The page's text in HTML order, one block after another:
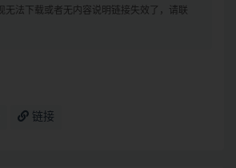
无法下载或者无内容说明链接失效了，请联
链接